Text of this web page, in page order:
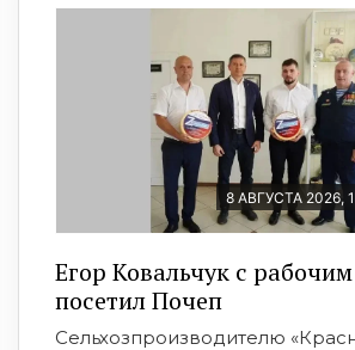
8 АВГУСТА 2026,
Егор Ковальчук с
посетил Почеп
Сельхозпроизводителю